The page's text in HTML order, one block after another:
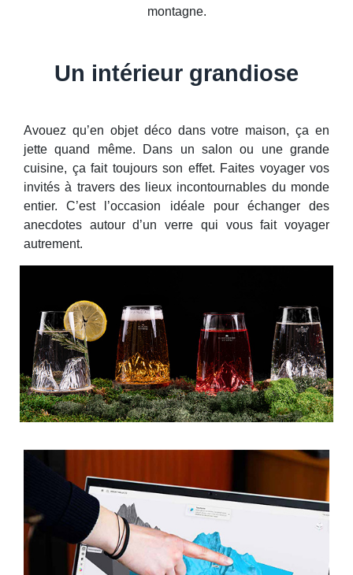
montagne.
Un intérieur grandiose
Avouez qu’en objet déco dans votre maison, ça en
jette quand même. Dans un salon ou une grande
cuisine, ça fait toujours son effet. Faites voyager vos
invités à travers des lieux incontournables du monde
entier. C’est l’occasion idéale pour échanger des
anecdotes autour d’un verre qui vous fait voyager
autrement.